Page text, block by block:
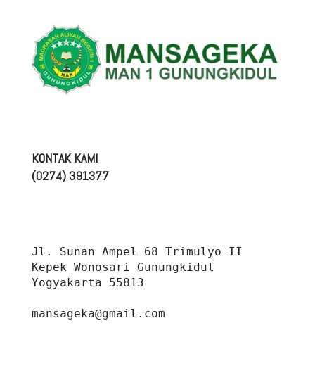
KONTAK KAMI
(0274) 391377
Jl. Sunan Ampel 68 Trimulyo II
Kepek Wonosari Gunungkidul
Yogyakarta 55813
mansageka@gmail.com